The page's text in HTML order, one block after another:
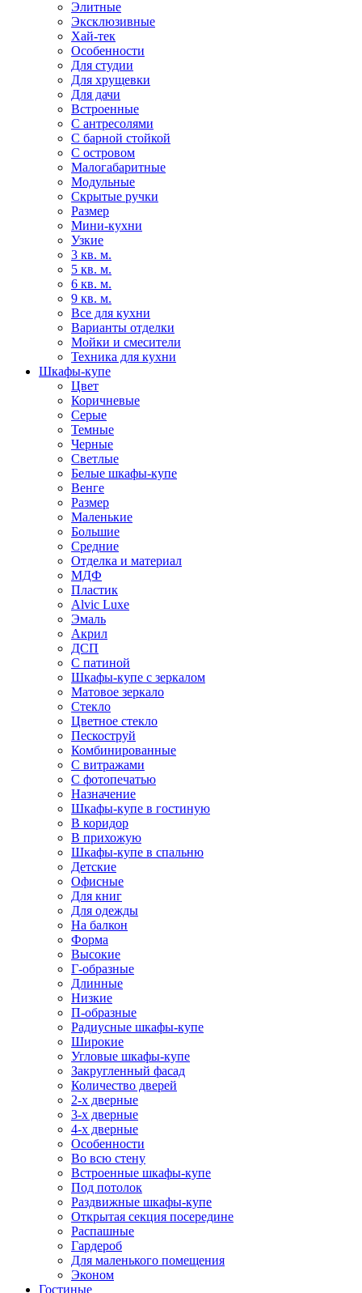
Элитные
Эксклюзивные
Хай-тек
Особенности
Для студии
Для хрущевки
Для дачи
Встроенные
С антресолями
С барной стойкой
С островом
Малогабаритные
Модульные
Скрытые ручки
Размер
Мини-кухни
Узкие
3 кв. м.
5 кв. м.
6 кв. м.
9 кв. м.
Все для кухни
Варианты отделки
Мойки и смесители
Техника для кухни
Шкафы-купе
Цвет
Коричневые
Серые
Темные
Черные
Светлые
Белые шкафы-купе
Венге
Размер
Маленькие
Большие
Средние
Отделка и материал
МДФ
Пластик
Alvic Luxe
Эмаль
Акрил
ДСП
С патиной
Шкафы-купе с зеркалом
Матовое зеркало
Стекло
Цветное стекло
Пескоструй
Комбинированные
С витражами
С фотопечатью
Назначение
Шкафы-купе в гостиную
В коридор
В прихожую
Шкафы-купе в спальню
Детские
Офисные
Для книг
Для одежды
На балкон
Форма
Высокие
Г-образные
Длинные
Низкие
П-образные
Радиусные шкафы-купе
Широкие
Угловые шкафы-купе
Закругленный фасад
Количество дверей
2-х дверные
3-х дверные
4-х дверные
Особенности
Во всю стену
Встроенные шкафы-купе
Под потолок
Раздвижные шкафы-купе
Открытая секция посередине
Распашные
Гардероб
Для маленького помещения
Эконом
Гостиные